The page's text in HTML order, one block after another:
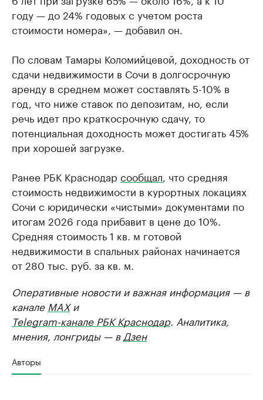
году — до 24% годовых с учетом роста
стоимости номера», — добавил он.
По словам Тамары Коломийцевой, доходность от
сдачи недвижимости в Сочи в долгосрочную
аренду в среднем может составлять 5-10% в
год, что ниже ставок по депозитам, но, если
речь идет про краткосрочную сдачу, то
потенциальная доходность может достигать 45%
при хорошей загрузке.
Ранее РБК Краснодар сообщал , что средняя
стоимость недвижимости в курортных локациях
Сочи с юридически «чистыми» документами по
итогам 2026 года прибавит в цене до 10%.
Средняя стоимость 1 кв. м готовой
недвижимости в спальных районах начинается
от 280 тыс. руб. за кв. м.
Оперативные новости и важная информация — в
канале MAXи
Telegram-канале РБК Краснодар. Аналитика,
мнения, лонгриды — в Дзен
Авторы